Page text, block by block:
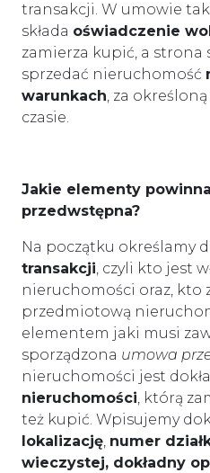
transakcji. W umowie
składa oświadczenie
zamierza kupić, a strona
sprzedać nieruchomość
warunkach, za
czasie.
Jakie elementy
przedwstępna?
Na początku określamy
transakcji, czyli kto jest
nieruchomości oraz, kto
przedmiotową
elementem jaki musi
sporządzona umowa
nieruchomości jest
nieruchomości, którą
też kupić. Wpisujemy
lokalizację, numer
wieczystej, dokładny